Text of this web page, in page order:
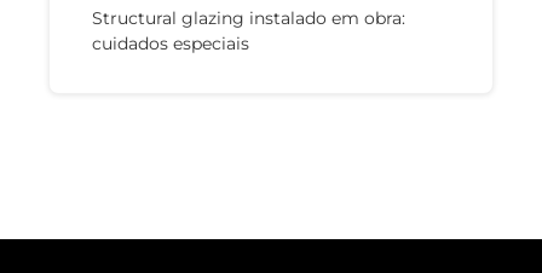
Structural glazing instalado em obra:
cuidados especiais